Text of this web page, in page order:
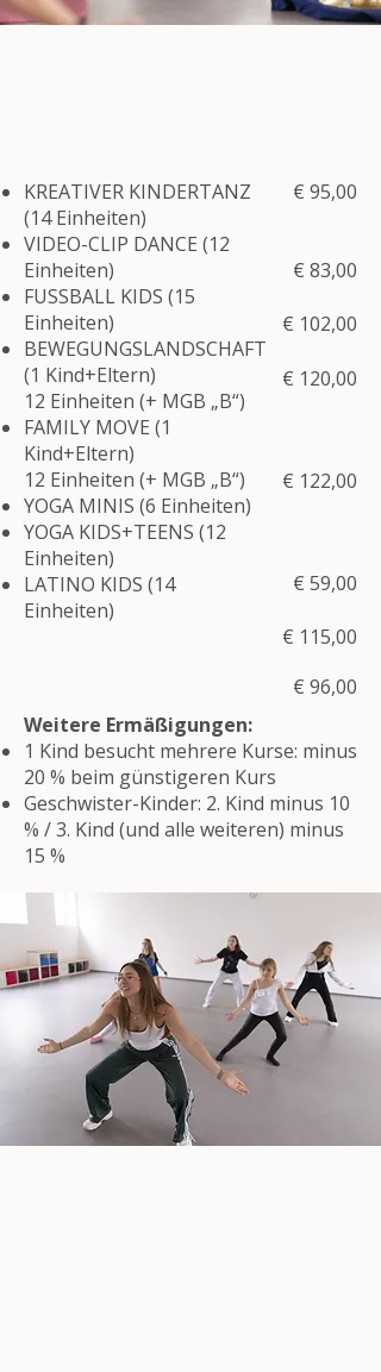
KREATIVER KINDERTANZ
(14 Einheiten)
VIDEO-CLIP DANCE (12
Einheiten)
FUSSBALL KIDS (15
Einheiten)
BEWEGUNGSLANDSCHAFT
(1 Kind+Eltern)
12 Einheiten (+ MGB „B“)
FAMILY MOVE (1
Kind+Eltern)
12 Einheiten (+ MGB „B“)
YOGA MINIS (6 Einheiten)
YOGA KIDS+TEENS (12
Einheiten)
LATINO KIDS (14
Einheiten)
€ 95,00
€ 83,00
€ 102,00
€ 120,00
€ 122,00
€ 59,00
€ 115,00
€ 96,00
Weitere Ermäßigungen:
1 Kind besucht mehrere Kurse: minus
20 % beim günstigeren Kurs
Geschwister-Kinder: 2. Kind minus 10
% / 3. Kind (und alle weiteren) minus
15 %